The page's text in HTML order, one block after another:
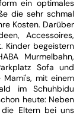
ein optimales
die sehr schmal
Kosten. Darüber
Accessoires,
Kinder begeistern
Murmelbahn,
Sofa und
mit einem
im Schuhbidu
heute: Neben
Eltern bei uns